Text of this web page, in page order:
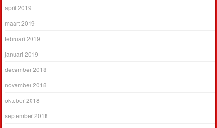
april 2019
maart 2019
februari 2019
januari 2019
december 2018
november 2018
oktober 2018
september 2018